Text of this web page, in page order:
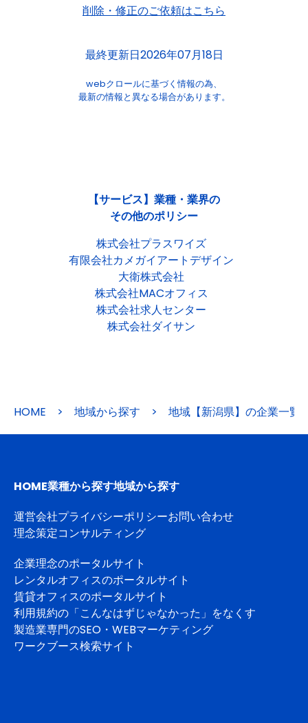
削除・修正のご依頼はこちら
最終更新日2026年07月18日
webクロールに基づく情報の為、
最新の情報と異なる場合があります。
【サービス】業種・業界の
その他のポリシー
株式会社プラスワイズ
有限会社カメガイアートデザイン
大衛株式会社
株式会社MACオフィス
株式会社求人センター
株式会社ダイサン
HOME > 地域から探す > 地域【新潟県】の企業一覧
HOME業種から探す地域から探す
運営会社プライバシーポリシーお問い合わせ
理念策定コンサルティング
企業理念のポータルサイト
レンタルオフィスのポータルサイト
賃貸オフィスのポータルサイト
利用規約の「こんなはずじゃなかった」をなくす
製造業専門のSEO・WEBマーケティング
ワークブース検索サイト